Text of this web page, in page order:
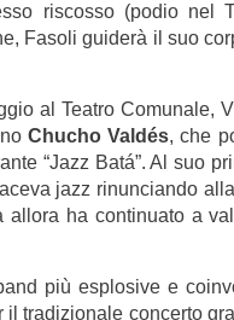
riscosso (podio nel
Fasoli guiderà il suo
al Teatro Comunale,
Chucho Valdés, che
“Jazz Batá”. Al suo
jazz rinunciando
ha continuato a
più esplosive e
tradizionale concerto